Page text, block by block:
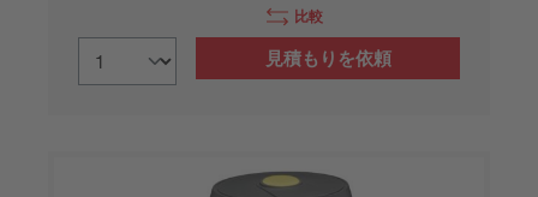
比較
見積もりを依頼